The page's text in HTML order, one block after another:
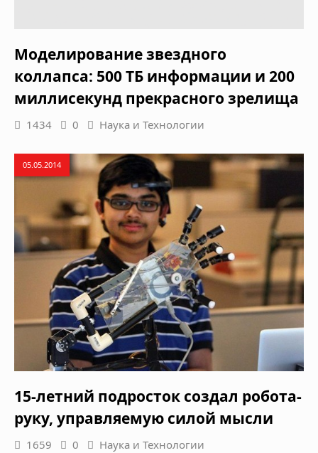
Моделирование звездного
коллапса: 500 ТБ информации и 200
миллисекунд прекрасного зрелища
1434 0 Наука и Технологии
05.05.2014
15-летний подросток создал робота-
руку, управляемую силой мысли
1659 0 Наука и Технологии